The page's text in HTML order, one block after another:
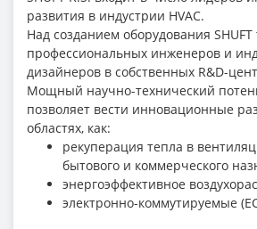
развития в индустрии HVAC.
Над созданием оборудования SHUFT
профессиональных инженеров и
дизайнеров в собственных R&D-
Мощный научно-технический
позволяет вести инновационные
областях, как:
рекуперация тепла в
бытового и коммерческого
энергоэффективное
электронно-коммутируемые